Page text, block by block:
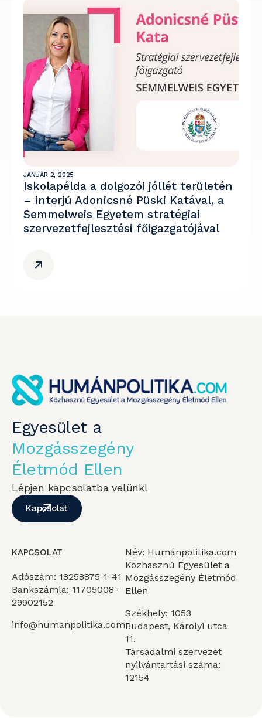
JANUÁR 2, 2025
Iskolapélda a dolgozói jóllét területén
– interjú Adonicsné Püski Katával, a
Semmelweis Egyetem stratégiai
szervezetfejlesztési főigazgatójával
Egyesület a
Mozgásszegény
Életmód Ellen
Lépjen kapcsolatba velünkl
Kapcsolat
KAPCSOLAT
Adószám: 18258875-1-41
Bankszámla: 11705008-
29902152
info@humanpolitika.com
Név: Humánpolitika.com
Közhasznú Egyesület a
Mozgásszegény Életmód
Ellen
Székhely: 1053
Budapest, Károlyi utca
11.
Társadalmi szervezet
nyilvántartási száma:
12154